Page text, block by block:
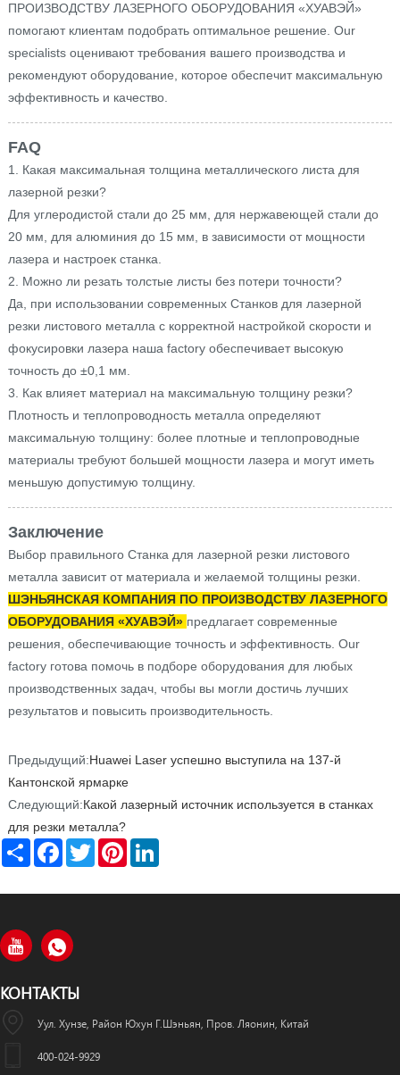
ПРОИЗВОДСТВУ ЛАЗЕРНОГО ОБОРУДОВАНИЯ «ХУАВЭЙ»
помогают клиентам подобрать оптимальное решение. Our
specialists оценивают требования вашего производства и
рекомендуют оборудование, которое обеспечит максимальную
эффективность и качество.
FAQ
1. Какая максимальная толщина металлического листа для
лазерной резки?
Для углеродистой стали до 25 мм, для нержавеющей стали до
20 мм, для алюминия до 15 мм, в зависимости от мощности
лазера и настроек станка.
2. Можно ли резать толстые листы без потери точности?
Да, при использовании современных Станков для лазерной
резки листового металла с корректной настройкой скорости и
фокусировки лазера наша factory обеспечивает высокую
точность до ±0,1 мм.
3. Как влияет материал на максимальную толщину резки?
Плотность и теплопроводность металла определяют
максимальную толщину: более плотные и теплопроводные
материалы требуют большей мощности лазера и могут иметь
меньшую допустимую толщину.
Заключение
Выбор правильного Станка для лазерной резки листового
металла зависит от материала и желаемой толщины резки.
ШЭНЬЯНСКАЯ КОМПАНИЯ ПО ПРОИЗВОДСТВУ ЛАЗЕРНОГО
ОБОРУДОВАНИЯ «ХУАВЭЙ» предлагает современные
решения, обеспечивающие точность и эффективность. Our
factory готова помочь в подборе оборудования для любых
производственных задач, чтобы вы могли достичь лучших
результатов и повысить производительность.
Предыдущий:Huawei Laser успешно выступила на 137-й
Кантонской ярмарке
Следующий:Какой лазерный источник используется в станках
для резки металла?
Share Facebook
TwitterPinterest
КОНТАКТЫ
Уул. Хунзе, Район Юхун Г.Шэньян, Пров. Ляонин, Китай
400-024-9929